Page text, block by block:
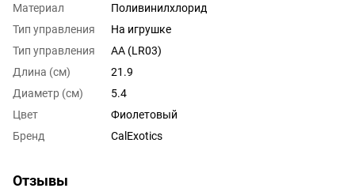
Материал
Поливинилхлорид
Тип управления
На игрушке
Тип управления
AA (LR03)
Длина (см)
21.9
Диаметр (см)
5.4
Цвет
Фиолетовый
Бренд
CalExotics
Отзывы